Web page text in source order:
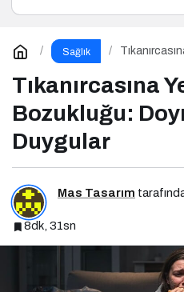
Sağlık
Tıkanırcasına
Bozukluğu:
Duygular
Mas Tasarım
8dk, 31sn